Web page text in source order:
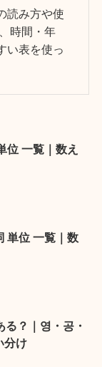
読み方や使
時間・年
い表を使っ
位 一覧｜数え
単位 一覧｜数
？｜영・공・
分け